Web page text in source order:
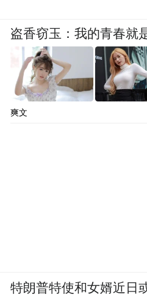
盗香窃玉：我的青春就
爽文
特朗普特使和女婿近日